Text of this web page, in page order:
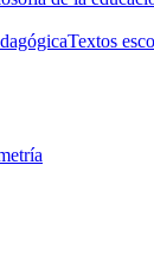
Textos